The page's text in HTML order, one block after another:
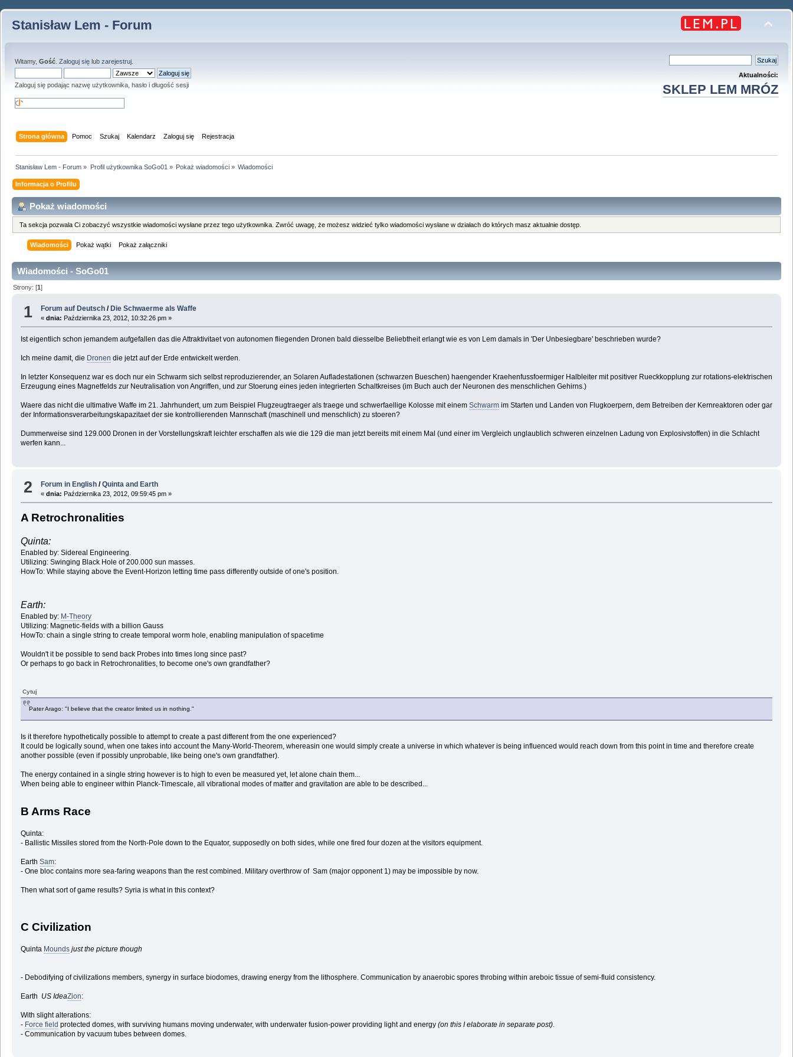
Stanisław Lem - Forum
Witamy, Gość Zaloguj się lub zarejestruj
Zaloguj się podając nazwę użytkownika, hasło i długość sesji
Aktualności:
SKLEP LEM MRÓZ
Strona główna Pomoc Szukaj Kalendarz Zaloguj się Rejestracja
Stanisław Lem - Forum » Profil użytkownika SoGo01 » Pokaż wiadomości» Wiadomości
Informacja o Profilu
Pokaż wiadomości
Ta sekcja pozwala Ci zobaczyć wszystkie wiadomości wysłane przez tego użytkownika. Zwróć uwagę, że możesz widzieć tylko wiadomości wysłane w działach do których masz aktualnie dostęp.
Wiadomości Pokaż wątki Pokaż załączniki
Wiadomości - SoGo01
Strony: [1]
1 Forum auf Deutsch / Die Schwaerme als Waffe
«dnia: Października 23, 2012, 10:32:26 pm »
Ist eigentlich schon jemandem aufgefallen das die Attraktivitaet von autonomen fliegenden Dronen bald diesselbe Beliebtheit erlangt wie es von Lem damals in 'Der Unbesiegbare' beschrieben wurde?
Ich meine damit, die Dronen die jetzt auf der Erde entwickelt werden.
In letzter Konsequenz war es doch nur ein Schwarm sich selbst reproduzierender, an Solaren Aufladestationen (schwarzen Bueschen) haengender Kraehenfussfoermiger Halbleiter mit positiver Rueckkopplung zur rotations-elektrischen
Erzeugung eines Magnetfelds zur Neutralisation von Angriffen, und zur Stoerung eines jeden integrierten Schaltkreises (im Buch auch der Neuronen des menschlichen Gehirns.)
Waere das nicht die ultimative Waffe im 21. Jahrhundert, um zum Beispiel Flugzeugtraeger als traege und schwerfaellige Kolosse mit einem Schwarmim Starten und Landen von Flugkoerpern, dem Betreiben der Kernreaktoren oder gar
der Informationsverarbeitungskapazitaet der sie kontrollierenden Mannschaft (maschinell und menschlich) zu stoeren?
Dummerweise sind 129.000 Dronen in der Vorstellungskraft leichter erschaffen als wie die 129 die man jetzt bereits mit einem Mal (und einer im Vergleich unglaublich schweren einzelnen Ladung von Explosivstoffen) in die Schlacht
werfen kann...
2 Forum in English /Quinta and Earth
«dnia: Października 23, 2012, 09:59:45 pm »
A Retrochronalities
Quinta:
Enabled by: Sidereal Engineering.
Utilizing: Swinging Black Hole of 200.000 sun masses.
HowTo: While staying above the Event-Horizon letting time pass differently outside of one's position.
Earth:
Enabled by: M-Theory
Utilizing: Magnetic-fields with a billion Gauss
HowTo: chain a single string to create temporal worm hole, enabling manipulation of spacetime
Wouldn't it be possible to send back Probes into times long since past?
Or perhaps to go back in Retrochronalities, to become one's own grandfather?
Cytuj
Pater Arago: "I believe that the creator limited us in nothing."
Is it therefore hypothetically possible to attempt to create a past different from the one experienced?
It could be logically sound, when one takes into account the Many-World-Theorem, whereasin one would simply create a universe in which whatever is being influenced would reach down from this point in time and therefore create
another possible (even if possibly unprobable, like being one's own grandfather).
The energy contained in a single string however is to high to even be measured yet, let alone chain them...
When being able to engineer within Planck-Timescale, all vibrational modes of matter and gravitation are able to be described...
B Arms Race
Quinta:
- Ballistic Missiles stored from the North-Pole down to the Equator, supposedly on both sides, while one fired four dozen at the visitors equipment.
Earth Sam:
- One bloc contains more sea-faring weapons than the rest combined. Military overthrow of Sam (major opponent 1) may be impossible by now.
Then what sort of game results? Syria is what in this context?
C Civilization
Quinta Mounds just the picture though
- Debodifying of civilizations members, synergy in surface biodomes, drawing energy from the lithosphere. Communication by anaerobic spores throbing within areboic tissue of semi-fluid consistency.
Earth US IdeaZion:
With slight alterations:
- Force field protected domes, with surviving humans moving underwater, with underwater fusion-power providing light and energy (on this I elaborate in separate post).
- Communication by vacuum tubes between domes.